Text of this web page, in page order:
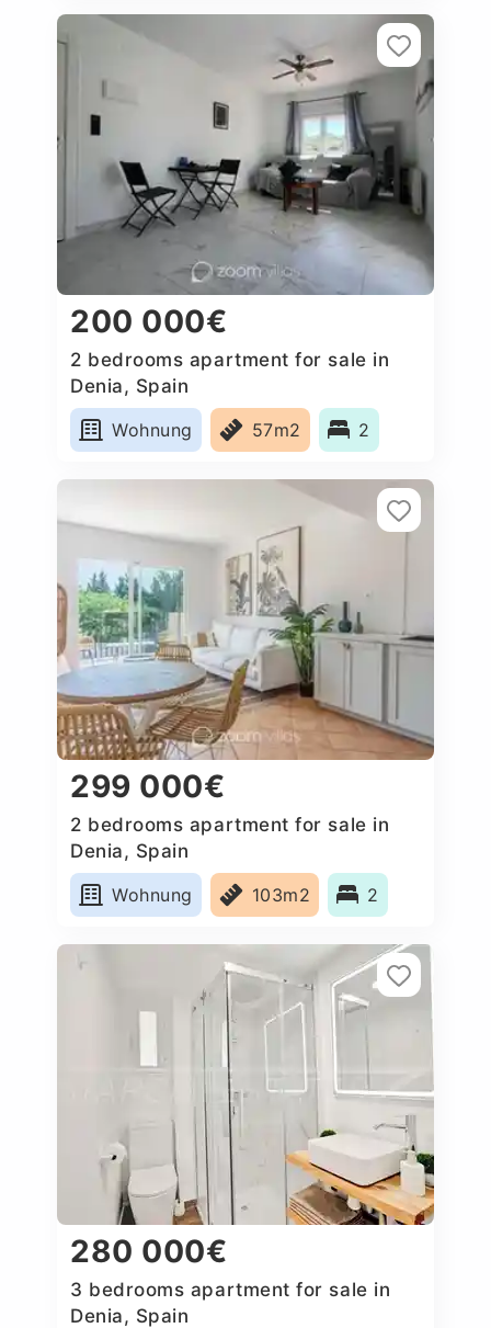
200 000€
2 bedrooms apartment for sale in
Denia, Spain
Wohnung
57m2 2
299 000€
2 bedrooms apartment for sale in
Denia, Spain
Wohnung
103m2 2
280 000€
3 bedrooms apartment for sale in
Denia, Spain